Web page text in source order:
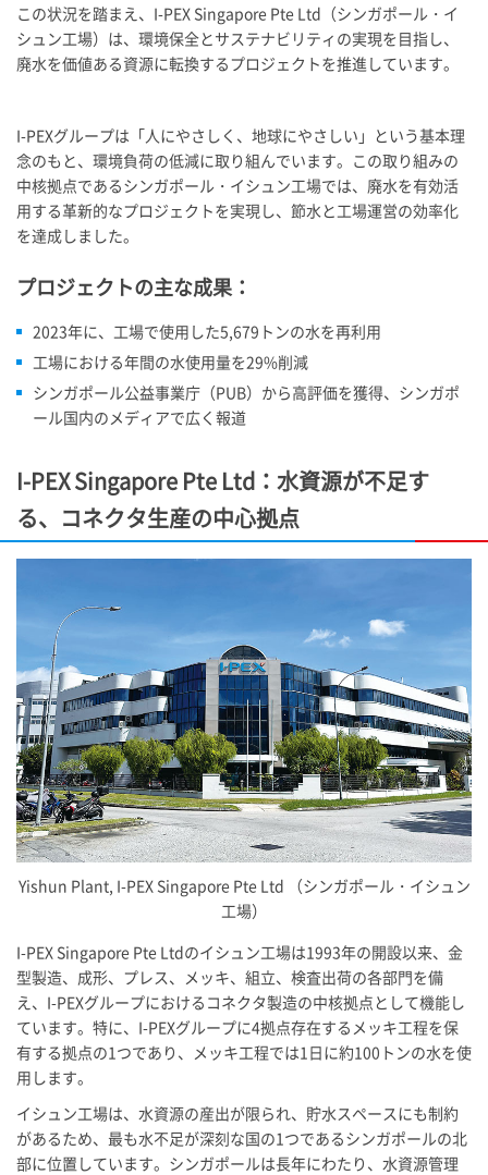
この状況を踏まえ、 I-PEX Singapore Pte Ltd（シンガポール・イ
シュン工場）は、環境保全とサステナビリティの実現を目指し、
廃水を価値ある資源に転換するプロジェクトを推進しています。
I-PEXグループは「人にやさしく、地球にやさしい」という基本理
念のもと、環境負荷の低減に取り組んでいます。この取り組みの
中核拠点であるシンガポール・イシュン工場では、廃水を有効活
用する革新的なプロジェクトを実現し、節水と工場運営の効率化
を達成しました。
プロジェクトの主な成果：
2023年に、工場で使用した5,679トンの水を再利用
工場における年間の水使用量を29%削減
シンガポール公益事業庁（PUB）から高評価を獲得、シンガポ
ール国内のメディアで広く報道
I-PEXSingapore Pte Ltd：水資源が不足す
る、コネクタ生産の中心拠点
Yishun Plant, I-PEXSingapore Pte Ltd （シンガポール・イシュン
工場）
I-PEX Singapore Pte Ltdのイシュン工場は1993年の開設以来、金
型製造、成形、プレス、メッキ、組立、検査出荷の各部門を備
え、 I-PEXグループにおけるコネクタ製造の中核拠点として機能し
ています。特に、 I-PEXグループに4拠点存在するメッキ工程を保
有する拠点の1つであり、メッキ工程では1日に約100トンの水を使
用します。
イシュン工場は、水資源の産出が限られ、貯水スペースにも制約
があるため、最も水不足が深刻な国の1つであるシンガポールの北
部に位置しています。シンガポールは長年にわたり、水資源管理